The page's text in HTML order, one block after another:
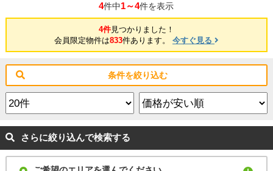
4件中1～4件を表示
4件見つかりました！
会員限定物件は833件あります。 今すぐ見る
条件を絞り込む
さらに絞り込んで検索する